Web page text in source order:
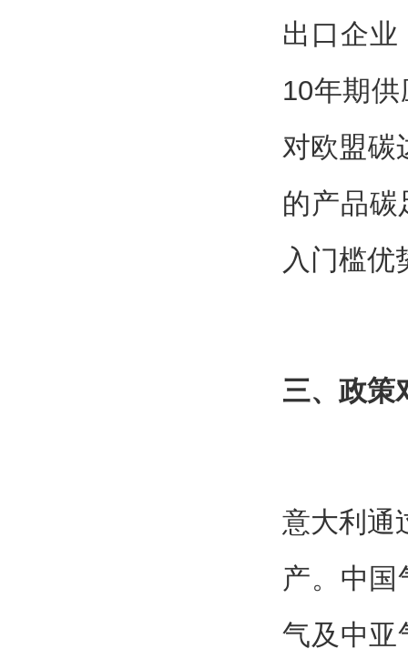
出口企
10年期
对欧盟碳
的产品
入门槛优
三、政策
意大利通
产。中
气及中亚